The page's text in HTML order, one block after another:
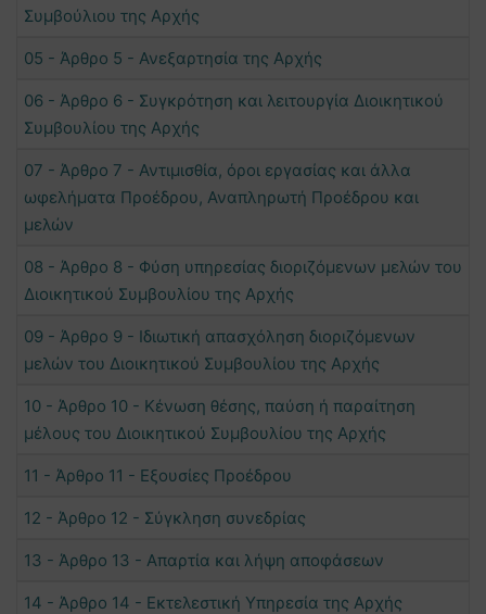
Συμβούλιου της Αρχής
05 - Άρθρο 5 - Ανεξαρτησία της Αρχής
06 - Άρθρο 6 - Συγκρότηση και λειτουργία Διοικητικού
Συμβουλίου της Αρχής
07 - Άρθρο 7 - Αντιμισθία, όροι εργασίας και άλλα
ωφελήματα Προέδρου, Αναπληρωτή Προέδρου και
μελών
08 - Άρθρο 8 - Φύση υπηρεσίας διοριζόμενων μελών του
Διοικητικού Συμβουλίου της Αρχής
09 - Άρθρο 9 - Ιδιωτική απασχόληση διοριζόμενων
μελών του Διοικητικού Συμβουλίου της Αρχής
10 - Άρθρο 10 - Κένωση θέσης, παύση ή παραίτηση
μέλους του Διοικητικού Συμβουλίου της Αρχής
11 - Άρθρο 11 - Εξουσίες Προέδρου
12 - Άρθρο 12 - Σύγκληση συνεδρίας
13 - Άρθρο 13 - Απαρτία και λήψη αποφάσεων
14 - Άρθρο 14 - Εκτελεστική Υπηρεσία της Αρχής